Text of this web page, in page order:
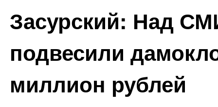
Засурский: Над
подвесили
миллион рублей